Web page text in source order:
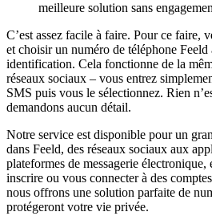
meilleure solution sans
C’est assez facile à faire. Pour ce faire,
et choisir un numéro de téléphone
identification. Cela fonctionne de la
réseaux sociaux – vous entrez
SMS puis vous le sélectionnez. Rien
demandons aucun détail.
Notre service est disponible pour un
dans Feeld, des réseaux sociaux aux
plateformes de messagerie électronique,
inscrire ou vous connecter à des
nous offrons une solution parfaite de
protégeront votre vie privée.